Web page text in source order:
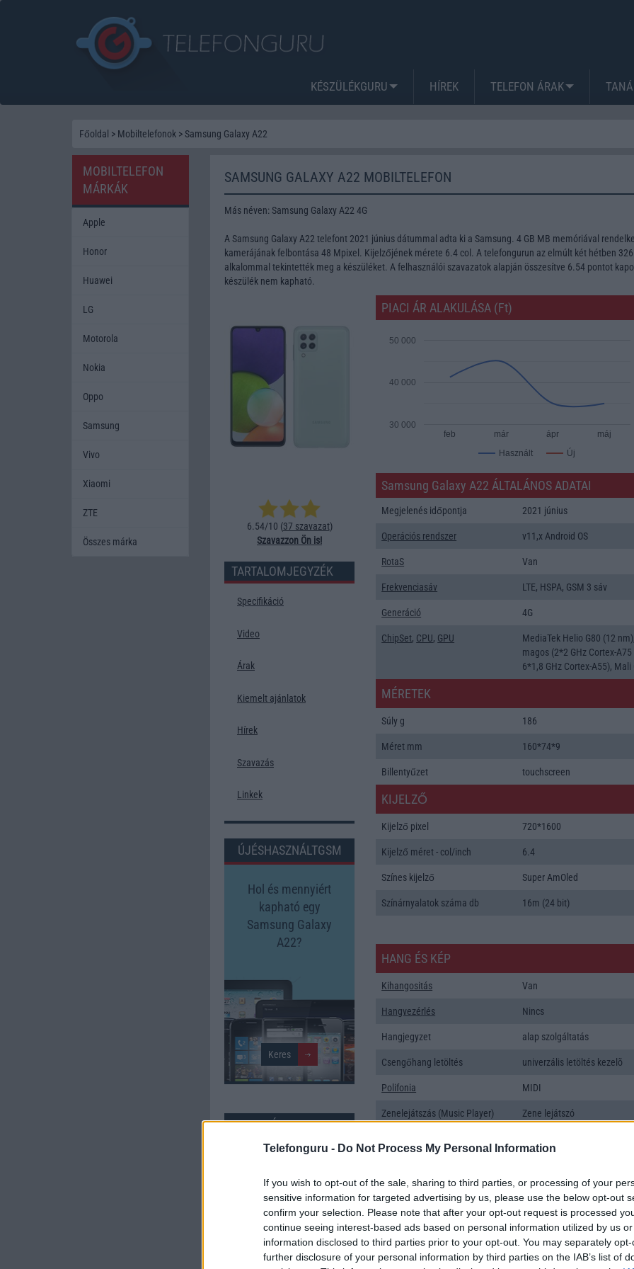
Telefonguru - Do Not Process My Personal Information
If you wish to opt-out of the sale, sharing to third parties, or processing of your
sensitive information for targeted advertising by us, please use the below opt-out
confirm your selection. Please note that after your opt-out request is processed
continue seeing interest-based ads based on personal information utilized by us
information disclosed to third parties prior to your opt-out. You may separately
further disclosure of your personal information by third parties on the IAB’s list of
KÉSZÜLÉKGURU HÍREK TELEFON ÁRAK
Főoldal > Mobiltelefonok > Samsung Galaxy A22
SAMSUNG GALAXY A22 MOBILTELEFON
Más néven: Samsung Galaxy A22 4G
A Samsung Galaxy A22 telefont 2021 június dátummal adta ki a Samsung. 4 GB MB memóriával
kamerájának felbontása 48 Mpixel. Kijelzőjének mérete 6.4 col. A telefongurun az elmúlt két hétben 326
alkalommal tekintették meg a készüléket. A felhasználói szavazatok alapján összesítve 6.54 pontot
készülék nem kapható.
6.54/10 (37 szavazat)
Szavazzon Ön is!
TARTALOMJEGYZÉK
Specifikáció
Video
Árak
Kiemelt ajánlatok
Hírek
Szavazás
Linkek
ÚJÉSHASZNÁLTGSM
Hol és mennyiért
kapható egy
Samsung Galaxy
A22?
SZAVAZÁS
Külső: 6.32
Tudás: 6.38
Minőség: 6.92
Értékelés: 6.54 | Szavazatok: 37
PIACI ÁR ALAKULÁSA (Ft)
Használt Új
feb már ápr máj
30 000
40 000
50 000
Samsung Galaxy A22 ÁLTALÁNOS ADATAI
Megjelenés időpontja 2021 június
Operációs rendszer v11,x Android OS
RotaS Van
Frekvenciasáv LTE, HSPA, GSM 3 sáv
Generáció 4G
ChipSet, CPU, GPU
MediaTek Helio G80 (12
magos (2*2 GHz Cortex-A75
6*1,8 GHz Cortex-A55), Mali
MÉRETEK
Súly g 186
Méret mm 160*74*9
Billentyűzet touchscreen
KIJELZŐ
Kijelző pixel 720*1600
Kijelző méret - col/inch 6.4
Színes kijelző Super AmOled
Színárnyalatok száma db 16m (24 bit)
HANG ÉS KÉP
Kihangositás Van
Hangvezérlés Nincs
Hangjegyzet alap szolgáltatás
Csengőhang letöltés univerzális letöltés kezelõ
Polifonia MIDI
Zenelejátszás (Music Player) Zene lejátszó
Max. kamera felbontás (több
kamera esetén)
48 Mpixel
Video lejátszás 1080p HD lejátszó
MEMÓRIA ÉS TÁRHELY
MOBILTELEFON
MÁRKÁK
Apple
Honor
Huawei
LG
Motorola
Nokia
Oppo
Samsung
Vivo
Xiaomi
ZTE
Összes márka